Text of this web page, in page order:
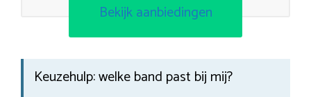
Bekijk aanbiedingen
Keuzehulp: welke band past bij mij?